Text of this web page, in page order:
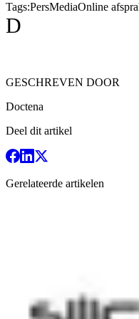
Tags:PersMediaOnline
D
GESCHREVEN DOOR
Doctena
Deel dit artikel
Gerelateerde artikelen